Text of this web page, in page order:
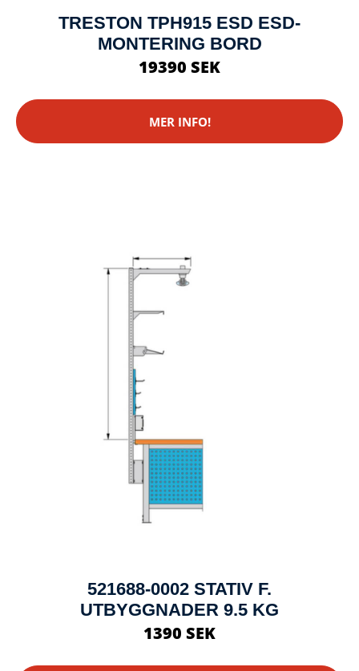
TRESTON TPH915 ESD ESD-
MONTERING BORD
19390 SEK
MER INFO!
521688-0002 STATIV F.
UTBYGGNADER 9.5 KG
1390 SEK